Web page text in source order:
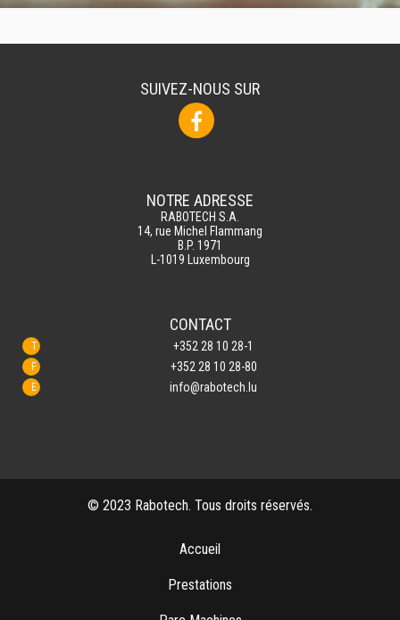
SUIVEZ-NOUS SUR
NOTRE ADRESSE
RABOTECH S.A.
14, rue Michel Flammang
B.P. 1971
L-1019 Luxembourg
CONTACT
+352 28 10 28-1
+352 28 10 28-80
info@rabotech.lu
© 2023 Rabotech. Tous droits réservés.
Accueil
Prestations